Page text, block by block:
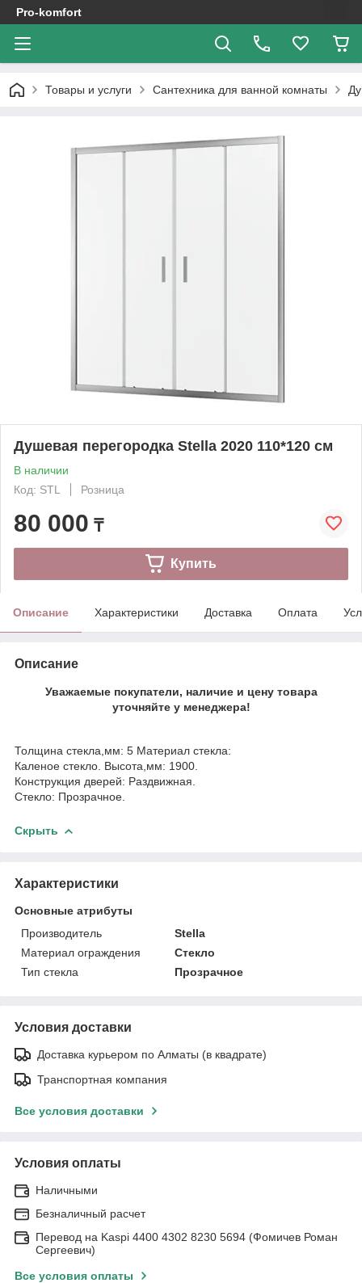
Pro-komfort
Товары и услуги Сантехника для ванной комнаты
Душевая перегородка Stella 2020 110*120 см
В наличии
Код: STL
Розница
80 000 ₸
Купить
Описание Характеристики Доставка Оплата
Описание
Уважаемые покупатели, наличие и цену товара
уточняйте у менеджера!
Толщина стекла,мм: 5 Материал стекла:
Каленое стекло. Высота,мм: 1900.
Конструкция дверей: Раздвижная.
Стекло: Прозрачное.
Скрыть
Характеристики
Основные атрибуты
Производитель
Stella
Материал ограждения
Стекло
Тип стекла
Прозрачное
Условия доставки
Доставка курьером по Алматы (в квадрате)
Транспортная компания
Все условия доставки
Условия оплаты
Наличными
Безналичный расчет
Перевод на Kaspi 4400 4302 8230 5694 (Фомичев Роман
Сергеевич)
Все условия оплаты